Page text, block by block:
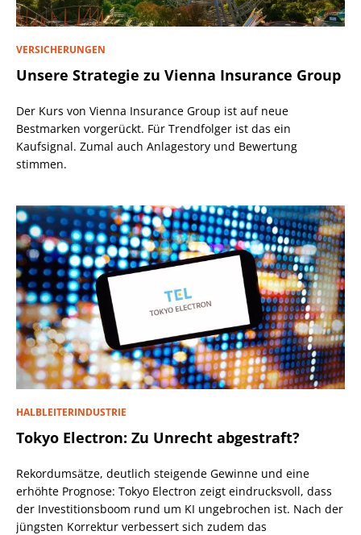
VERSICHERUNGEN
Unsere Strategie zu Vienna Insurance Group
Der Kurs von Vienna Insurance Group ist auf neue
Bestmarken vorgerückt. Für Trendfolger ist das ein
Kaufsignal. Zumal auch Anlagestory und Bewertung
stimmen.
HALBLEITERINDUSTRIE
Tokyo Electron: Zu Unrecht abgestraft?
Rekordumsätze, deutlich steigende Gewinne und eine
erhöhte Prognose: Tokyo Electron zeigt eindrucksvoll, dass
der Investitionsboom rund um KI ungebrochen ist. Nach der
jüngsten Korrektur verbessert sich zudem das